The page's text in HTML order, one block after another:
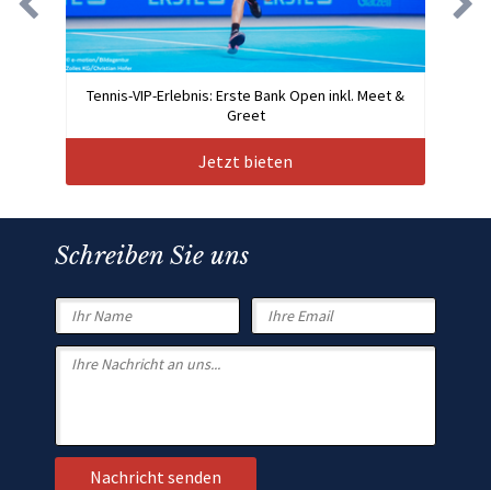
Tennis-VIP-Erlebnis: Erste Bank Open inkl. Meet &
Greet
Jetzt bieten
Schreiben Sie uns